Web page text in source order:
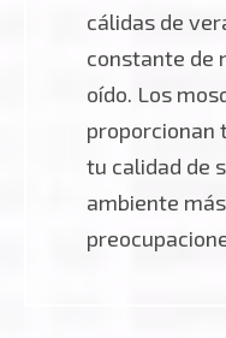
cálidas de
constante de
oído. Los
proporcionan
tu calidad de
ambiente